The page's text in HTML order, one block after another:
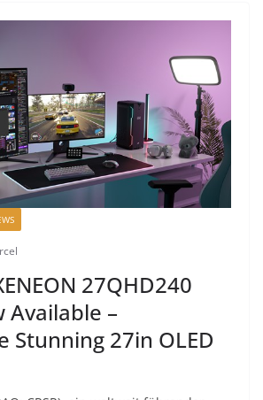
27QHD240
Available –
Stunning 27in OLED